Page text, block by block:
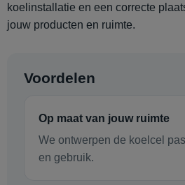
koelinstallatie en een correcte
jouw producten en ruimte.
Voordelen
Op maat van jouw ruimte
We ontwerpen de koelcel
en gebruik.